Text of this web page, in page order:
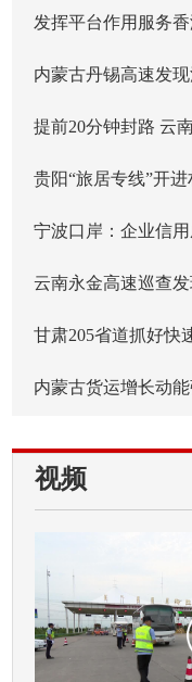
发挥平台作用服务
提前20分钟封路 云
贵阳“旅居专线”开进
宁波口岸：企业信
云南永金高速巡查
内蒙古货运增长动
视频